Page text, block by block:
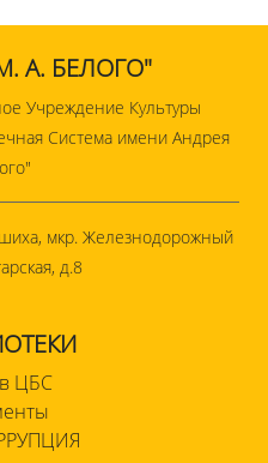
А. БЕЛОГО"
Учреждение Культуры
Система имени Андрея
мкр. Железнодорожный
д.8
ЦБС